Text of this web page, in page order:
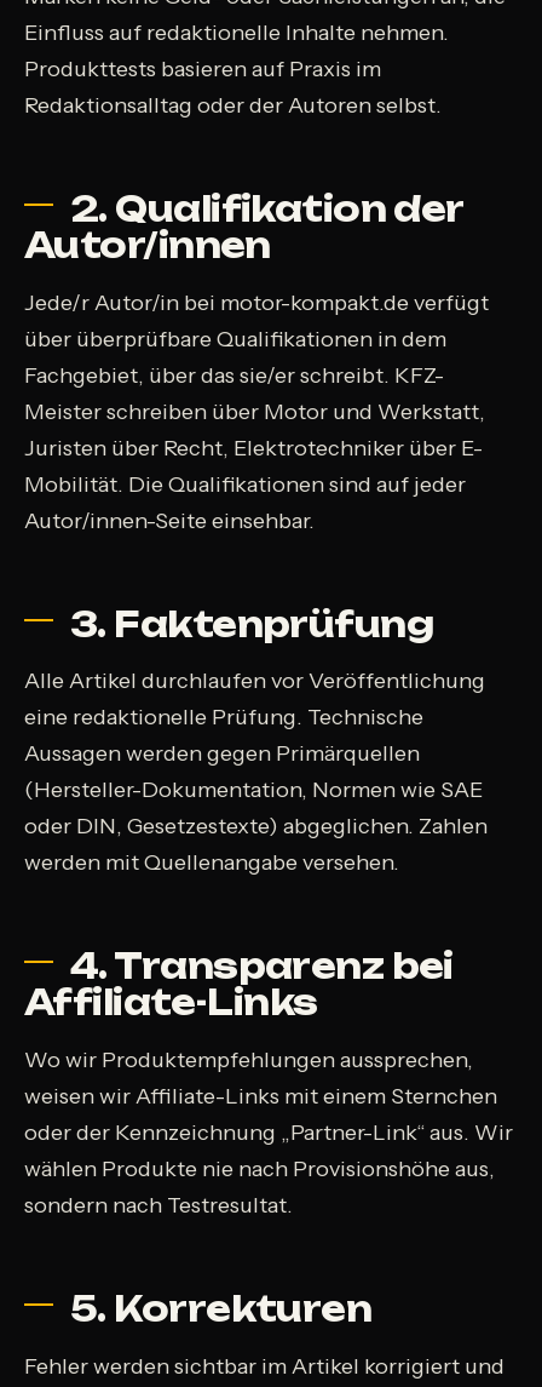
Einfluss auf redaktionelle Inhalte nehmen.
Produkttests basieren auf Praxis im
Redaktionsalltag oder der Autoren selbst.
2. Qualifikation der
Autor/innen
Jede/r Autor/in bei motor-kompakt.de verfügt
über überprüfbare Qualifikationen in dem
Fachgebiet, über das sie/er schreibt. KFZ-
Meister schreiben über Motor und Werkstatt,
Juristen über Recht, Elektrotechniker über E-
Mobilität. Die Qualifikationen sind auf jeder
Autor/innen-Seite einsehbar.
3. Faktenprüfung
Alle Artikel durchlaufen vor Veröffentlichung
eine redaktionelle Prüfung. Technische
Aussagen werden gegen Primärquellen
(Hersteller-Dokumentation, Normen wie SAE
oder DIN, Gesetzestexte) abgeglichen. Zahlen
werden mit Quellenangabe versehen.
4. Transparenz bei
Affiliate-Links
Wo wir Produktempfehlungen aussprechen,
weisen wir Affiliate-Links mit einem Sternchen
oder der Kennzeichnung „Partner-Link“ aus. Wir
wählen Produkte nie nach Provisionshöhe aus,
sondern nach Testresultat.
5. Korrekturen
Fehler werden sichtbar im Artikel korrigiert und